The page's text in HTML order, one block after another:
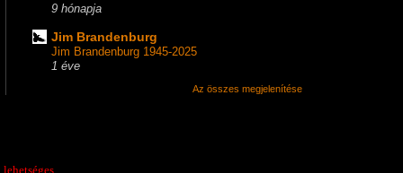
9 hónapja
Jim Brandenburg
Jim Brandenburg 1945-2025
1 éve
Az összes megjelenítése